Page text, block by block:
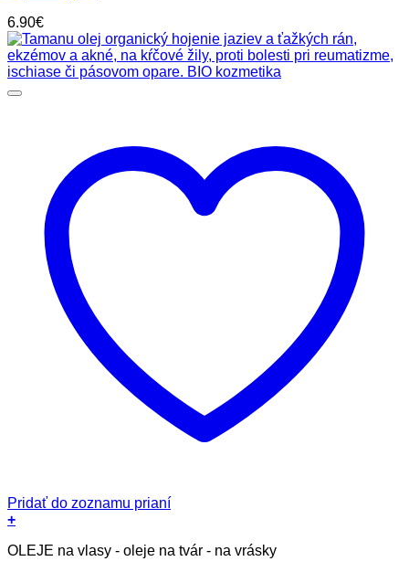
6.90€
Pridať do zoznamu prianí
+
OLEJE na vlasy - oleje na tvár - na vrásky